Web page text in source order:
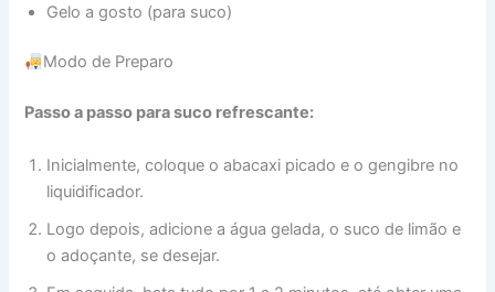
Gelo a gosto (para suco)
Modo de Preparo
Passo a passo para suco refrescante:
Inicialmente, coloque o abacaxi picado e o gengibre no
liquidificador.
Logo depois, adicione a água gelada, o suco de limão e
o adoçante, se desejar.